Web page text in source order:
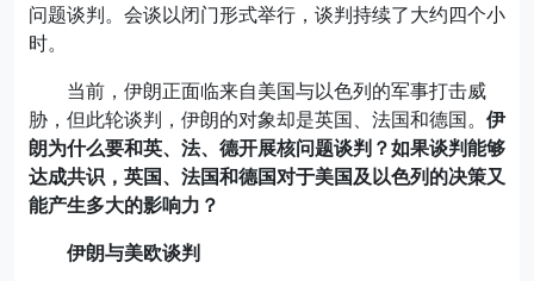
问题谈判。会谈以闭门形式举行，谈判持续了大约四个小
时。
当前，伊朗正面临来自美国与以色列的军事打击威
胁，但此轮谈判，伊朗的对象却是英国、法国和德国。 伊
朗为什么要和英、法、德开展核问题谈判？如果谈判能够
达成共识，英国、法国和德国对于美国及以色列的决策又
能产生多大的影响力？
伊朗与美欧谈判